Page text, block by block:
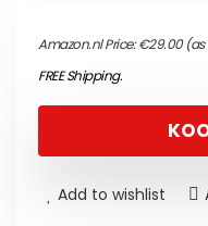
Amazon.nl Price:€29.00(as
FREE Shipping.
Add to wishlist